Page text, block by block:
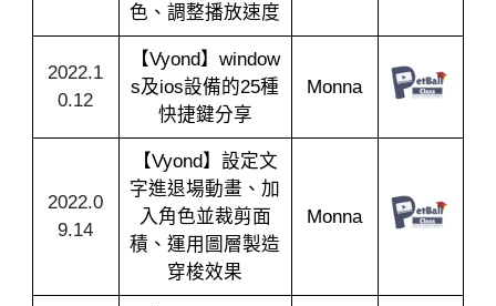
色、調整播放速度
2022.1
0.12
【Vyond】window
s及ios設備的25種
快捷鍵分享
Monna
2022.0
9.14
【Vyond】設定文
字進退場動畫、加
入角色並裁剪面
積、運用圖層製造
穿梭效果
Monna